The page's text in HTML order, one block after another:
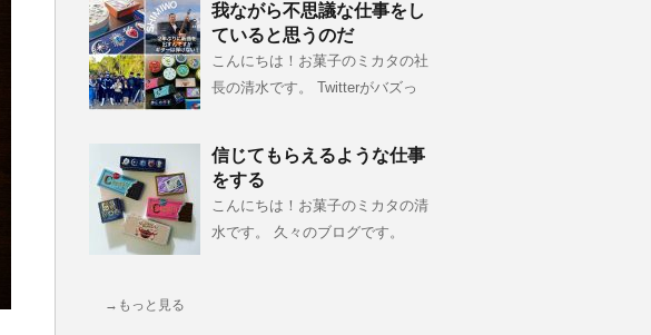
我ながら不思議な仕事をし
ていると思うのだ
こんにちは！お菓子のミカタの社
長の清水です。 Twitterがバズっ
信じてもらえるような仕事
をする
こんにちは！お菓子のミカタの清
水です。 久々のブログです。
→もっと見る